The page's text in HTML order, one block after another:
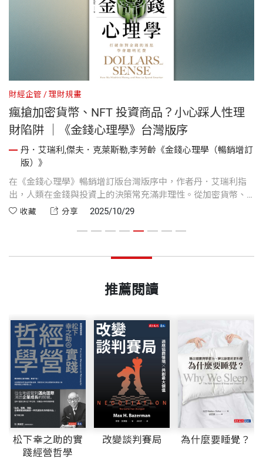
財經企管 理財規畫
瘋搶加密貨幣、NFT 投資商品？小心踩人性理
財陷阱 ｜《金錢心理學》台灣版序
丹．艾瑞利,傑夫．克萊斯勒,李芳齡《金錢心理學（暢銷增訂
版）》
在《金錢心理學》暢銷增訂版台灣版序中，作者丹．艾瑞利指
出，人類在金錢與投資上的決策常充滿非理性。從加密貨幣、
比特幣到NFT投資熱潮，許多人即使屢次蒙受損失，仍容易重蹈
以「古典瑞士刀」比喻人類心智，說明我們的決策工具是在遠
境。這篇序文希望幫助讀者理解理財錯誤背後的心理原因，並
收藏 分享 2025/10/29
推薦閱讀
松下幸之助的實
踐經營哲學
改變談判賽局 為什麼要睡覺？